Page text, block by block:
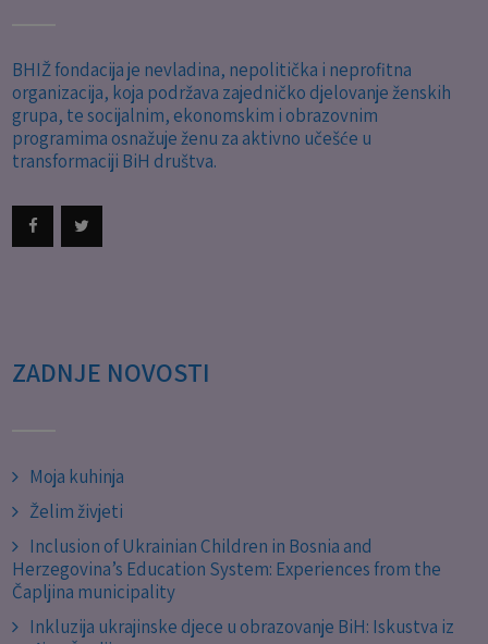
BHIŽ fondacija je nevladina, nepolitička i neprofitna
organizacija, koja podržava zajedničko djelovanje ženskih
grupa, te socijalnim, ekonomskim i obrazovnim
programima osnažuje ženu za aktivno učešće u
transformaciji BiH društva.
ZADNJE NOVOSTI
Moja kuhinja
Želim živjeti
Inclusion of Ukrainian Children in Bosnia and
Herzegovina’s Education System: Experiences from the
Čapljina municipality
Inkluzija ukrajinske djece u obrazovanje BiH: Iskustva iz